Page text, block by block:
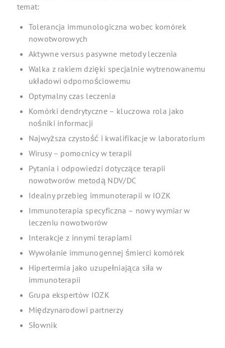
temat:
Tolerancja immunologiczna wobec komórek
nowotworowych
Aktywne versus pasywne metody leczenia
Walka z rakiem dzięki specjalnie wytrenowanemu
układowi odpornościowemu
Optymalny czas leczenia
Komórki dendrytyczne – kluczowa rola jako
nośniki informacji
Najwyższa czystość i kwalifikacje w laboratorium
Wirusy – pomocnicy w terapii
Pytania i odpowiedzi dotyczące terapii
nowotworów metodą NDV/DC
Idealny przebieg immunoterapii w IOZK
Immunoterapia specyficzna – nowy wymiar w
leczeniu nowotworów
Interakcje z innymi terapiami
Wywołanie immunogennej śmierci komórek
Hipertermia jako uzupełniająca siła w
immunoterapii
Grupa ekspertów IOZK
Międzynarodowi partnerzy
Słownik